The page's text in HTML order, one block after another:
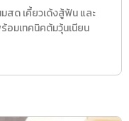
สด เคี้ยวเด้งสู้ฟัน และ
อมเทคนิคต้มวุ้นเนียน